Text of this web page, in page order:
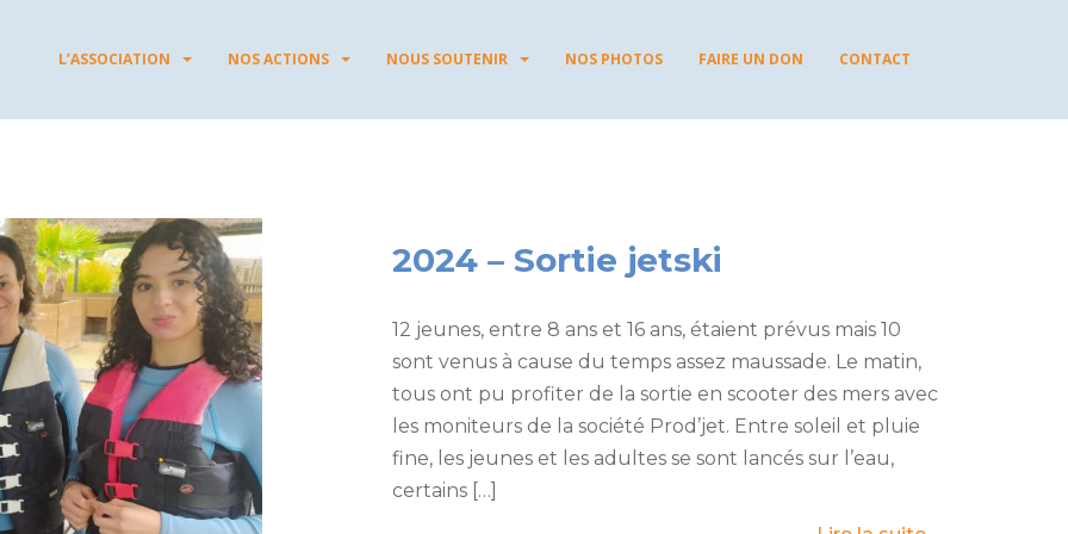
L’ASSOCIATION NOS ACTIONS NOUS SOUTENIR NOS PHOTOS FAIRE UN DON CONTACT
2024 – Sortie jetski
12 jeunes, entre 8 ans et 16 ans, étaient prévus mais 10
sont venus à cause du temps assez maussade. Le matin,
tous ont pu profiter de la sortie en scooter des mers avec
les moniteurs de la société Prod’jet. Entre soleil et pluie
fine, les jeunes et les adultes se sont lancés sur l’eau,
certains […]